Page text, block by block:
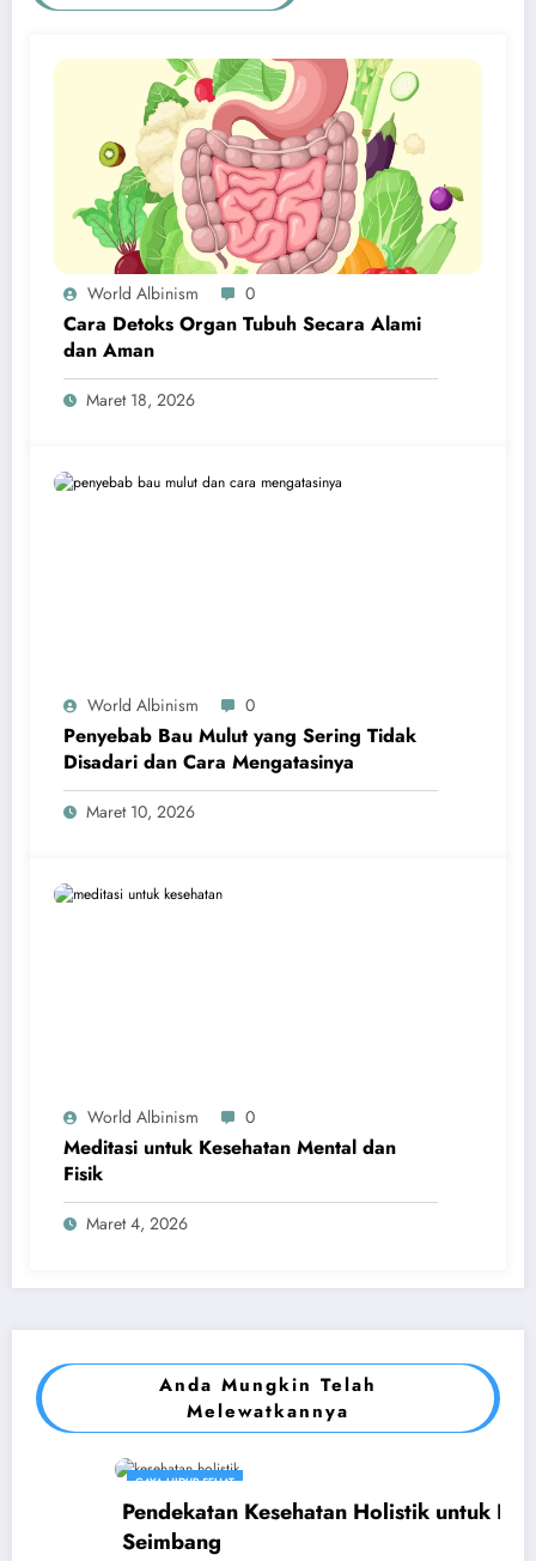
World Albinism 0
Cara Detoks Organ Tubuh Secara Alami
dan Aman
Maret 18, 2026
World Albinism 0
Penyebab Bau Mulut yang Sering Tidak
Disadari dan Cara Mengatasinya
Maret 10, 2026
World Albinism 0
Meditasi untuk Kesehatan Mental dan
Fisik
Maret 4, 2026
Anda Mungkin Telah
Melewatkannya
GAYA HIDUP SEHAT
Pendekatan Kesehatan Holistik untuk Hidup
Seimbang